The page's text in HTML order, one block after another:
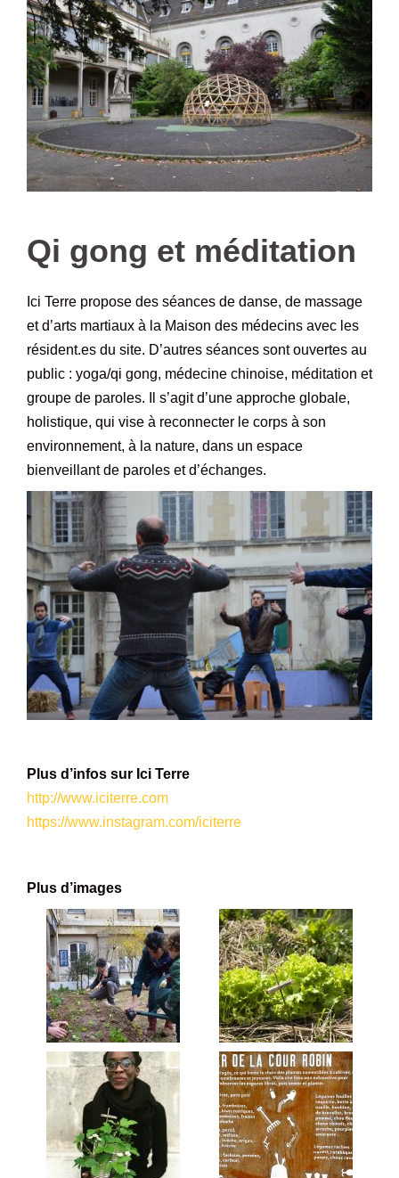
Qi gong et méditation
Ici Terre propose des séances de danse, de massage
et d’arts martiaux à la Maison des médecins avec les
résident.es du site. D’autres séances sont ouvertes au
public : yoga/qi gong, médecine chinoise, méditation et
groupe de paroles. Il s’agit d’une approche globale,
holistique, qui vise à reconnecter le corps à son
environnement, à la nature, dans un espace
bienveillant de paroles et d’échanges.
Plus d’infos sur Ici Terre
http://www.iciterre.com
https://www.instagram.com/iciterre
Plus d’images